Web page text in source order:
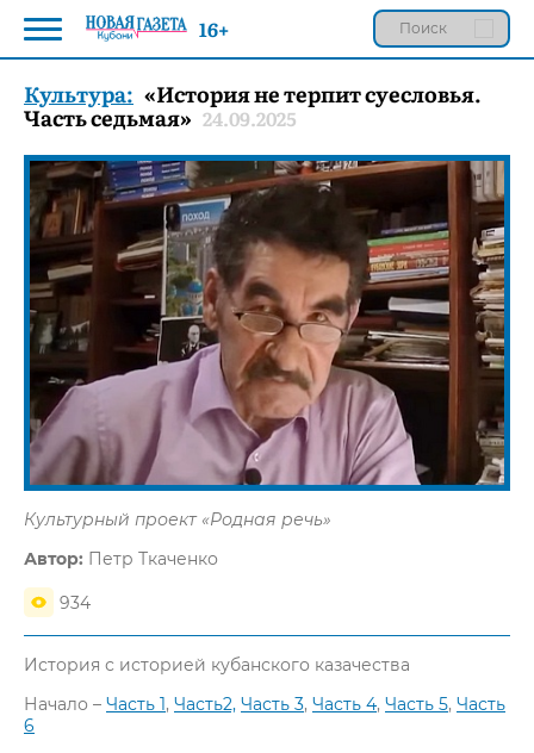
Культура: «История не терпит суесловья.
Часть седьмая» 24.09.2025
Культурный проект «Родная речь»
Автор: Петр Ткаченко
934
История с историей кубанского казачества
Начало – Часть 1, Часть2, Часть 3, Часть 4, Часть 5, Часть
6
16+